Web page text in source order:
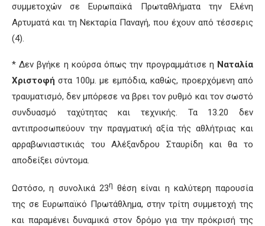
συμμετοχών σε Ευρωπαϊκά Πρωταθλήματα την Ελένη
Αρτυματά και τη Νεκταρία Παναγή, που έχουν από τέσσερις
(4).
* Δεν βγήκε η κούρσα όπως την προγραμμάτισε η Ναταλία
Χριστοφή στα 100μ. με εμπόδια, καθώς, προερχόμενη από
τραυματισμό, δεν μπόρεσε να βρει τον ρυθμό και τον σωστό
συνδυασμό ταχύτητας και τεχνικής. Τα 13.20 δεν
αντιπροσωπεύουν την πραγματική αξία τής αθλήτριας και
αρραβωνιαστικιάς του Αλέξανδρου Σταυρίδη και θα το
αποδείξει σύντομα.
Ωστόσο, η συνολικά 23η θέση είναι η καλύτερη παρουσία
της σε Ευρωπαϊκό Πρωτάθλημα, στην τρίτη συμμετοχή της
και παραμένει δυναμικά στον δρόμο για την πρόκρισή της